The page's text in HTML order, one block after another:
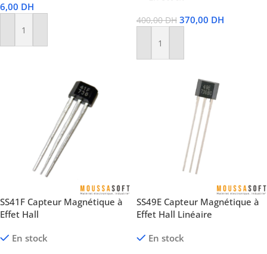
6,00 DH
Ajouter Au Panier
400,00DH 370,00 DH
Ajouter Au Panier
SS41F Capteur Magnétique à
Effet Hall
En stock
SS49E Capteur Magnétique à
Effet Hall Linéaire
En stock